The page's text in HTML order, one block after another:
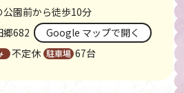
公園前から徒歩10分
郷682
Google マップで開く
不定休 67台